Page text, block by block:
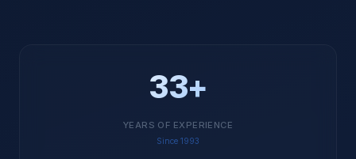
33+
YEARS OF EXPERIENCE
Since 1993